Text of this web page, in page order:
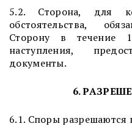
5.2. Сторона, для
обстоятельства,
Сторону в
наступления,
документы.
6.
6.1. Споры разрешаются